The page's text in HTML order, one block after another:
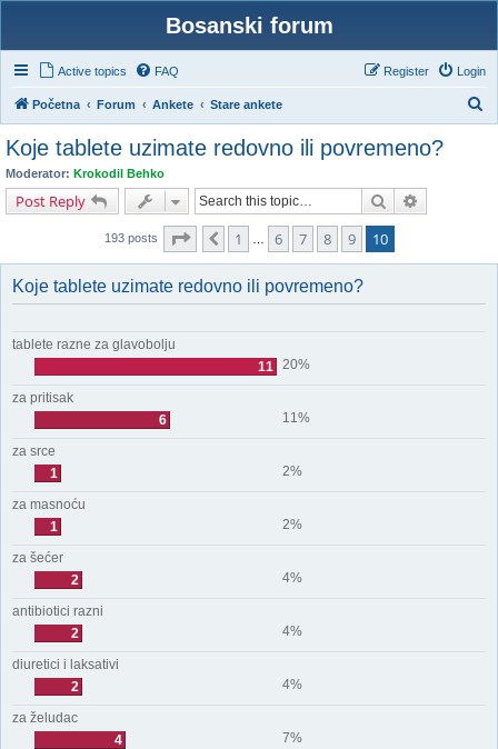
Bosanski forum
Active topics FAQ Login
Register
Početna Forum Ankete Stare ankete
Koje tablete uzimate redovno ili povremeno?
Moderator: Krokodil Behko
Post Reply Search
193 posts Page 10 10
Previous
1 6 7 8 9 10
Koje tablete uzimate redovno ili povremeno?
tablete razne za glavobolju
11
20%
za pritisak
6
11%
za srce
1
2%
za masnoću
1
2%
za šećer
2
4%
antibiotici razni
2
4%
diuretici i laksativi
2
4%
za želudac
4
7%